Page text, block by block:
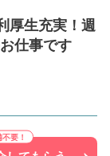
厚生充実！週
仕事です